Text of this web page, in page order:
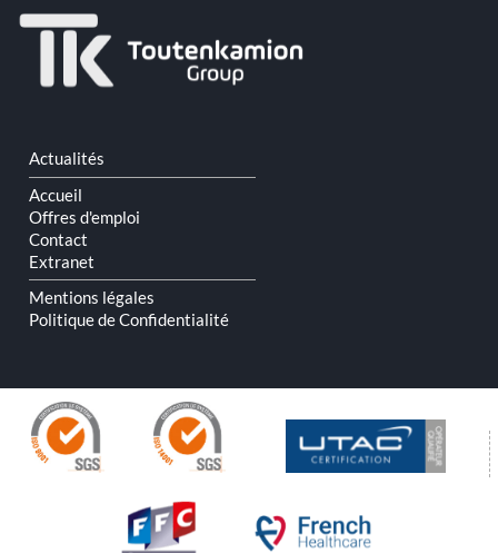
Aller
au
contenu
Actualités
Accueil
Offres d'emploi
Contact
Extranet
Mentions légales
Politique de Confidentialité